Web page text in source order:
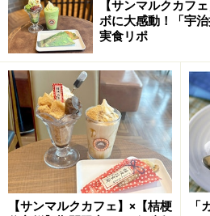
【サンマルクカフ
ボに大感動！「宇
実食リポ
【サンマルクカフェ】×【桔梗